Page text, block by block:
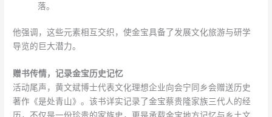
落。
他强调，这些元素相互交织，使金宝具备了发展文化旅游与研学
导览的巨大潜力。
赠书传情，记录金宝历史记忆
活动尾声，黄文斌博士代表文化理想企业向会宁同乡会赠送历史
著作《是处青山》。该书详实记录了金宝蔡贵隆家族三代人的经